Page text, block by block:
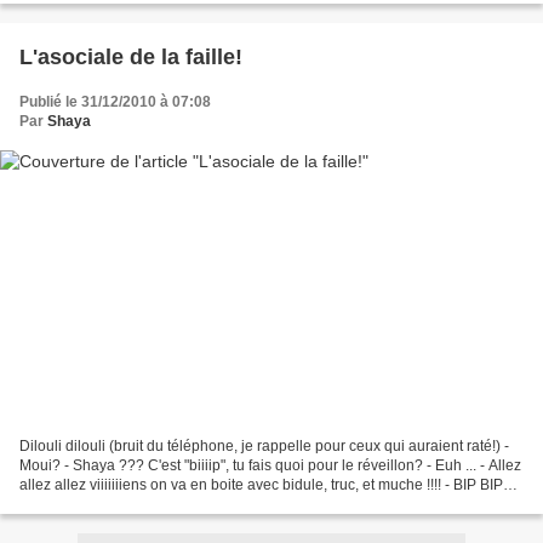
L'asociale de la faille!
Publié le 31/12/2010 à 07:08
Par Shaya
Dilouli dilouli (bruit du téléphone, je rappelle pour ceux qui auraient raté!) -
Moui? - Shaya ??? C'est "biiiip", tu fais quoi pour le réveillon? - Euh ... - Allez
allez allez viiiiiiiens on va en boite avec bidule, truc, et muche !!!! - BIP BIP